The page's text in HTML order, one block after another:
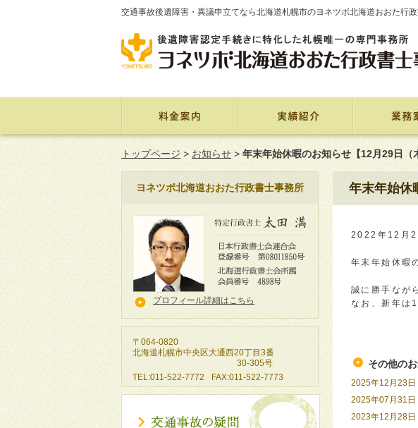
交通事故後遺障害・異議申立てなら北海道札幌市のヨネツボ北海道おおた行
トップページ>お知らせ>年末年始休暇のお知らせ【12月29日（
ヨネツボ北海道おおた行政書士事務所
プロフィール詳細はこちら
〒064-0820
北海道札幌市中央区大通西20丁目3番
30-305号
TEL:011-522-7772 FAX:011-522-7773
年末年始休
2022年12月
年末年始休暇
誠に勝手なが
なお、新年は
その他の
2025年12月23日
2025年07月31日
2023年12月28日